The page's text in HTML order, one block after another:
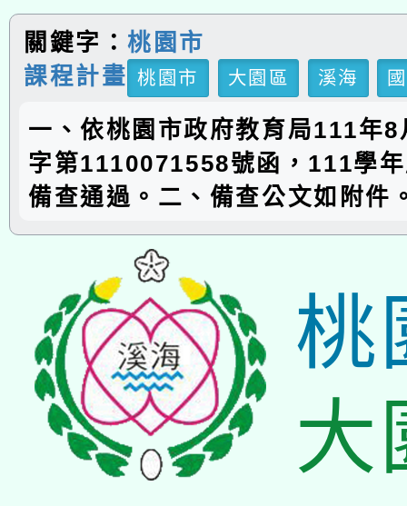
關鍵字：桃園市
課程計畫 桃園市 大園區 溪海
一、依桃園市政府教育局111年
字第1110071558號函，111學
備查通過。二、備查公文如附件
桃
大